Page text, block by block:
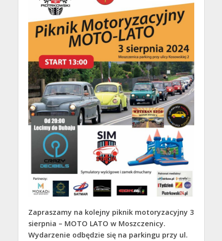
Zapraszamy na kolejny piknik motoryzacyjny 3
sierpnia – MOTO LATO w Moszczenicy.
Wydarzenie odbędzie się na parkingu przy ul.